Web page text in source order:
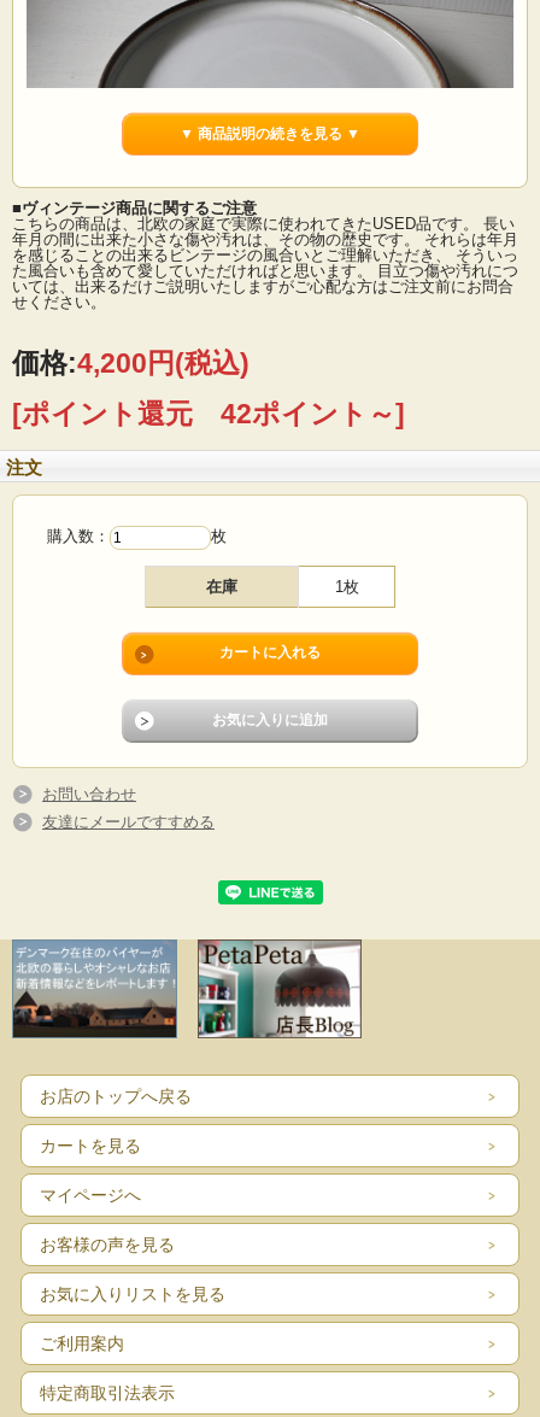
デンマークの小さな島（ボーンホルム島）に1835年から1996年まで存在した陶器
メーカーSoholm（スーホルム）のディナープレートです。ぽってりとした厚みの
あるフォルム、ブラウンの素地に薄く乳白色の釉薬がかけられています。柔らか
なフォルムが魅力です。ディナープレートは市場でも出会いの少ないアイテムに
なります。
■製造国 ：デンマーク
■メーカー：Soholm（スーホルム）
■コンディション：擦れや小キズはありますが、目立つダメージなくよいヴィンテ
ージコンディションです。
▼ 商品説明の続きを見る ▼
■ヴィンテージ商品に関するご注意
こちらの商品は、北欧の家庭で実際に使われてきたUSED品です。 長い
年月の間に出来た小さな傷や汚れは、その物の歴史です。 それらは年月
を感じることの出来るビンテージの風合いとご理解いただき、 そういっ
た風合いも含めて愛していただければと思います。 目立つ傷や汚れにつ
いては、出来るだけご説明いたしますがご心配な方はご注文前にお問合
せください。
価格:4,200円(税込)
[ポイント還元 42ポイント～]
注文
購入数： 枚
在庫 1枚
お問い合わせ
友達にメールですすめる
お店のトップへ戻る
カートを見る
マイページへ
お客様の声を見る
お気に入りリストを見る
ご利用案内
特定商取引法表示